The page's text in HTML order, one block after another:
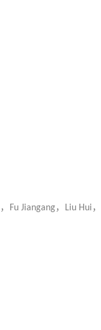
， Fu Jiangang， Liu Hui ，